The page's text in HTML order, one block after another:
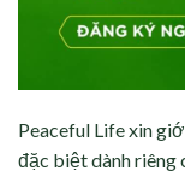
Peaceful Life xin
đặc biệt dành riêng